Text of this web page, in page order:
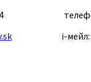
і-мейл: